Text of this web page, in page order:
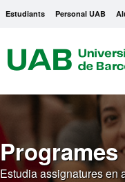
Estudiants Personal UAB
Estudia assignatures en